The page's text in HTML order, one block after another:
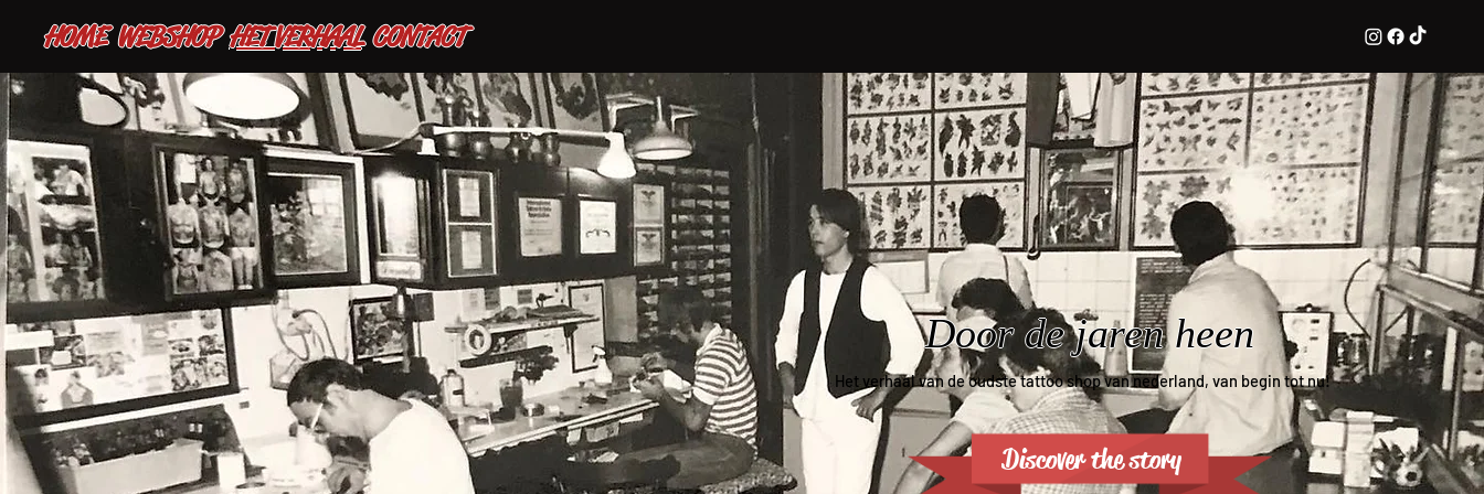
HOME WEBSHOP HET VERHAAL CONTACT
Door de jaren heen
Het verhaal van de oudste tattoo shop van nederland, van begin tot nu!
Discover the story